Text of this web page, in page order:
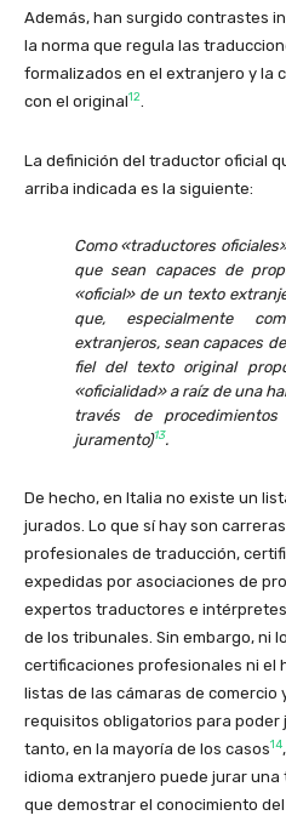
Además, han surgido contrastes
la norma que regula las
formalizados en el extranjero y la
con el original12
La definición del traductor oficial
arriba indicada es la siguiente:
Como «traductores
que sean capaces de
«oficial» de un texto
que, especialmente
extranjeros, sean capaces
fiel del texto original
«oficialidad» a raíz de una
través de
juramento)13.
De hecho, en Italia no existe un
jurados. Lo que sí hay son
profesionales de traducción,
expedidas por asociaciones de
expertos traductores e
de los tribunales. Sin embargo, ni
certificaciones profesionales ni el
listas de las cámaras de comercio
requisitos obligatorios para poder
tanto, en la mayoría de los casos14
idioma extranjero puede jurar
que demostrar el conocimiento